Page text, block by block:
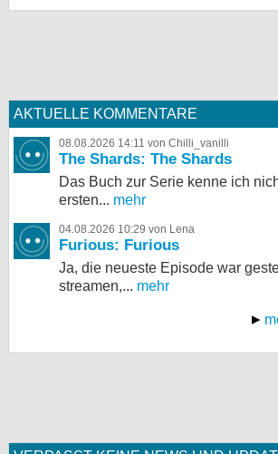
AKTUELLE KOMMENTARE
08.08.2026 14:11 von Chilli_vanilli
The Shards: The Shards
Das Buch zur Serie kenne ich
ersten... mehr
04.08.2026 10:29 von Lena
Furious: Furious
Ja, die neueste Episode war
streamen,... mehr